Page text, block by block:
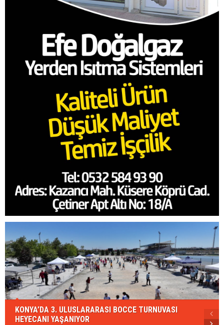
KONYA’DA 3. ULUSLARARASI BOCCE TURNUVASI
HEYECANI YAŞANIYOR